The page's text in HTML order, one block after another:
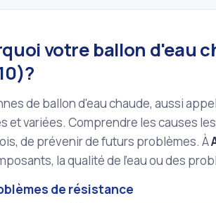
votre ballon d'eau
de ballon d'eau chaude, aussi
et variées. Comprendre les causes
de prévenir de futurs problèmes. À
la qualité de l'eau ou des
de résistance